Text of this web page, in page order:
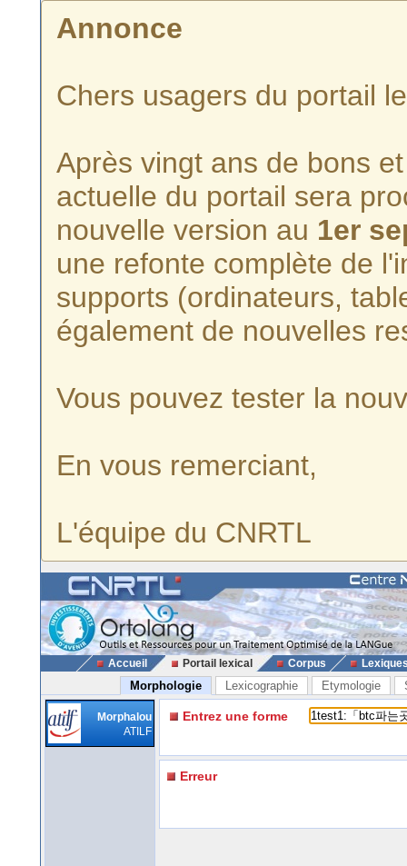
Annonce
Chers usagers du portail
Après vingt ans de bons
actuelle du portail sera
nouvelle version au 1er
une refonte complète de
supports (ordinateurs,
également de nouvelles
Vous pouvez tester la
En vous remerciant,
L'équipe du CNRTL
Accueil Portail lexical Corpus
Morphologie Lexicographie Etymologie
Morphalou
ATILF
Entrez une forme
Erreur